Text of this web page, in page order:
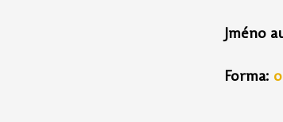
Jméno
Forma: